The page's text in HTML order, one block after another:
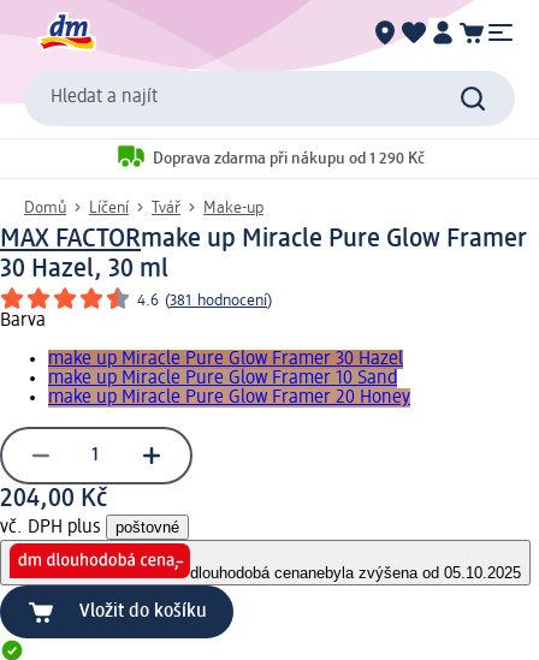
Hledat a najít
Doprava zdarma při nákupu od 1 290 Kč
Domů Líčení Tvář Make-up
MAX FACTORmake up Miracle Pure Glow Framer
30 Hazel, 30 ml
4.6 (381 hodnocení)
Barva
make up Miracle Pure Glow Framer 30 Hazel
make up Miracle Pure Glow Framer 10 Sand
make up Miracle Pure Glow Framer 20 Honey
204,00 Kč
vč. DPH plus poštovné
dlouhodobá cenanebyla zvýšena od 05.10.2025
Vložit do košíku